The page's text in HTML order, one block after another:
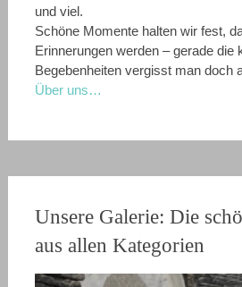
und viel.
Schöne Momente halten wir fest,
Erinnerungen werden – gerade die
Begebenheiten vergisst man doch
Über uns…
Unsere Galerie: Die
aus allen Kategorien